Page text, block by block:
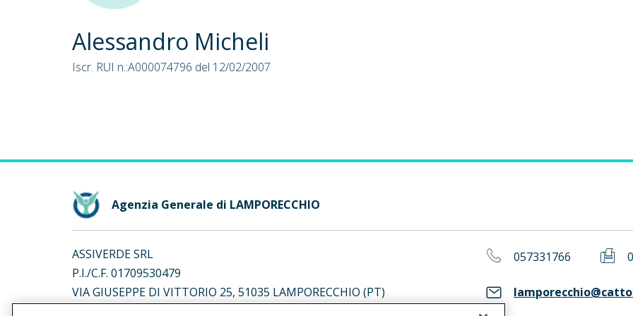
Alessandro Micheli
Iscr. RUI n.:A000074796 del 12/02/2007
Agenzia Generale di LAMPORECCHIO
ASSIVERDE SRL
P.I./C.F. 01709530479
VIA GIUSEPPE DI VITTORIO 25, 51035 LAMPORECCHIO (PT)
057331766